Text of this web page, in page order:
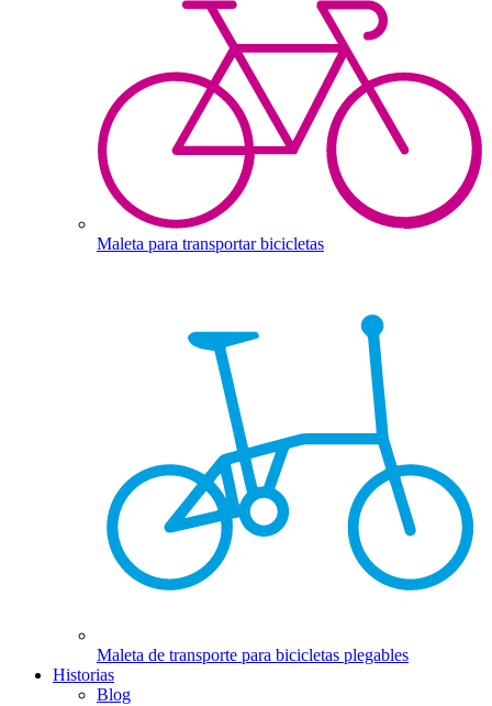
Maleta para transportar bicicletas
Maleta de transporte para bicicletas plegables
Historias
Blog